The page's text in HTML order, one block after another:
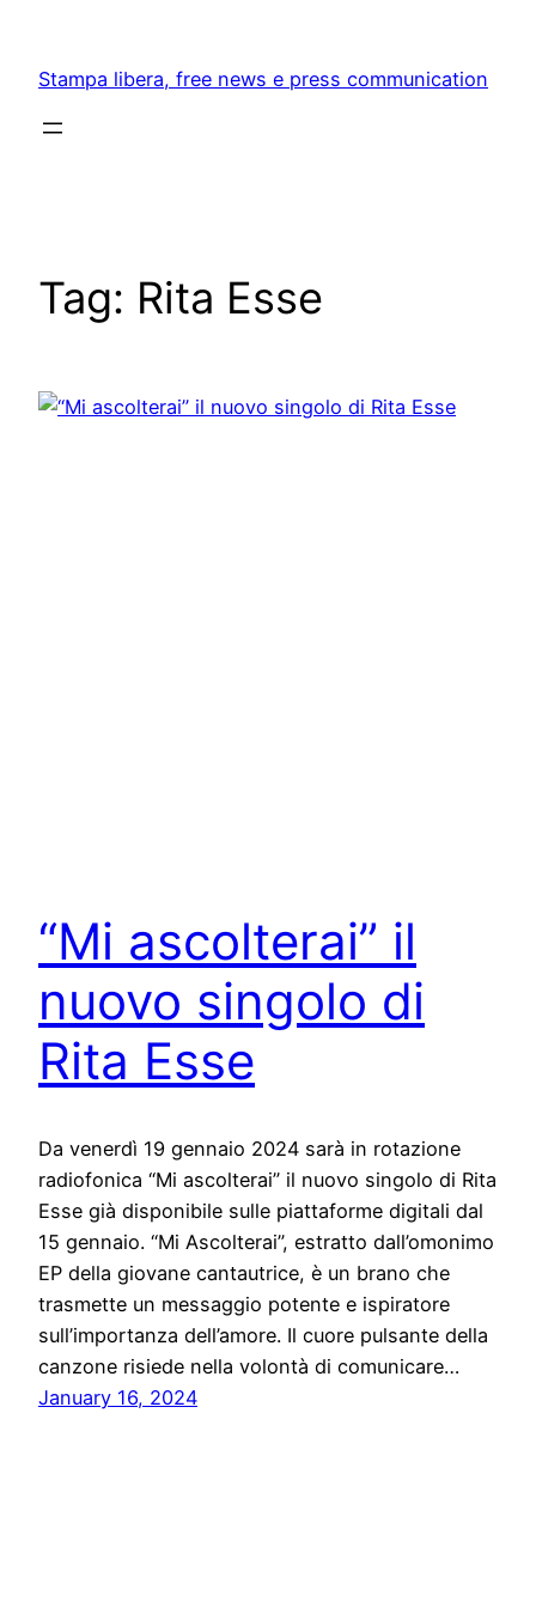
content
Stampa libera, free news e press communication
Tag: Rita Esse
“Mi ascolterai” il
nuovo singolo di
Rita Esse
Da venerdì 19 gennaio 2024 sarà in rotazione
radiofonica “Mi ascolterai” il nuovo singolo di Rita
Esse già disponibile sulle piattaforme digitali dal
15 gennaio. “Mi Ascolterai”, estratto dall’omonimo
EP della giovane cantautrice, è un brano che
trasmette un messaggio potente e ispiratore
sull’importanza dell’amore. Il cuore pulsante della
canzone risiede nella volontà di comunicare…
January 16, 2024